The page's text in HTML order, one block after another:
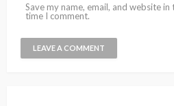
Save my name, email, and website
time I comment.